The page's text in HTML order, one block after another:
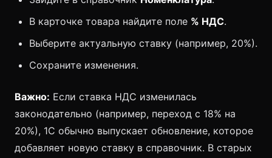
В карточке товара найдите поле % НДС.
Выберите актуальную ставку (например, 20%).
Сохраните изменения.
Важно: Если ставка НДС изменилась
законодательно (например, переход с 18% на
20%), 1С обычно выпускает обновление, которое
добавляет новую ставку в справочник. В старых